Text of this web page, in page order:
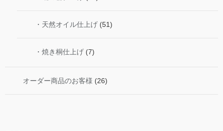
・天然オイル仕上げ (51)
・焼き桐仕上げ (7)
オーダー商品のお客様 (26)